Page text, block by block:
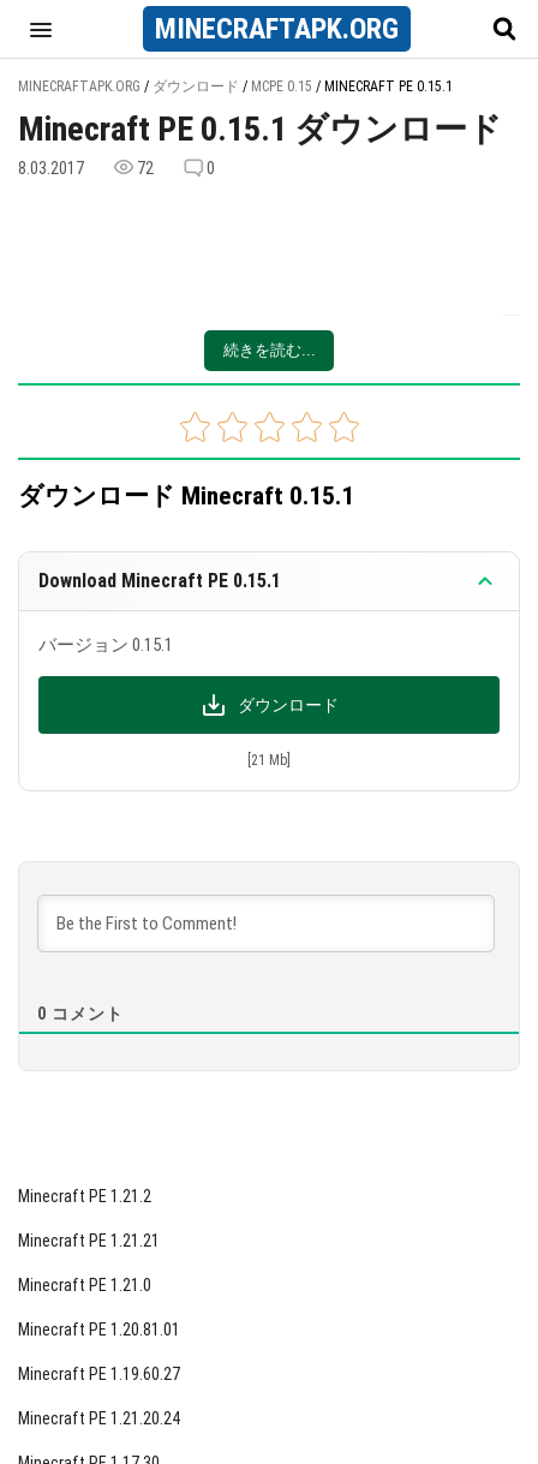
MINECRAFTAPK.ORG
MINECRAFTAPK.ORG / ダウンロード / MCPE 0.15 / MINECRAFT PE 0.15.1
Minecraft PE 0.15.1 ダウンロード
8.03.2017 72 0
続きを読む...
ダウンロード Minecraft 0.15.1
Download Minecraft PE 0.15.1
バージョン 0.15.1
ダウンロード
[21 Mb]
0 コメント
Minecraft PE 1.21.2
Minecraft PE 1.21.21
Minecraft PE 1.21.0
Minecraft PE 1.20.81.01
Minecraft PE 1.19.60.27
Minecraft PE 1.21.20.24